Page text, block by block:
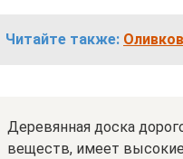
Читайте также:
Деревянная доска
веществ, имеет